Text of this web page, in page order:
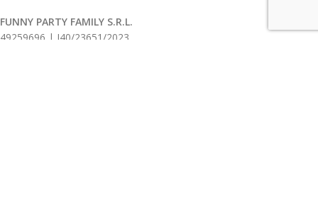
FUNNY PARTY FAMILY S.R.L.
49259696 | J40/23651/2023